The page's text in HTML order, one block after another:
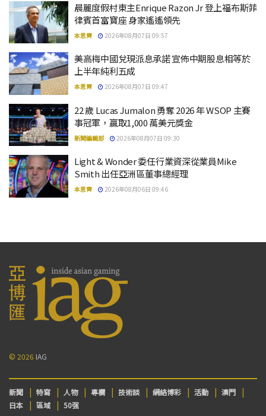
晨麗度假村東主Enrique Razon Jr 登上福布斯菲
律賓首富寶座 身家遙遙領先
本思齊 2026年08月07日 09:57
美高梅中國兌現派息承諾 宣佈中期股息相等於
上半年純利五成
本思齊 2026年08月07日 09:47
22 歲 Lucas Jumalon 勇奪 2026 年 WSOP 主賽
事冠軍，贏取1,000 萬美元獎金
新聞編輯部 2026年08月07日 09:30
Light & Wonder 委任行業資深從業員Mike
Smith 出任亞洲區董事總經理
本思齊 2026年08月06日 09:46
© 2026 IAG
新聞 特寫 人物 專欄 技術談 網絡博彩 活動
澳門
日本
區域 50强